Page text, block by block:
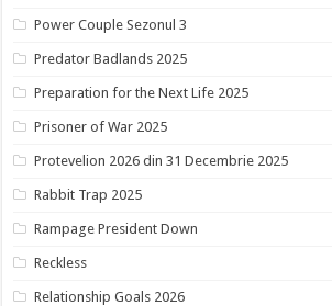
Power Couple Sezonul 3
Predator Badlands 2025
Preparation for the Next Life 2025
Prisoner of War 2025
Protevelion 2026 din 31 Decembrie 2025
Rabbit Trap 2025
Rampage President Down
Reckless
Relationship Goals 2026